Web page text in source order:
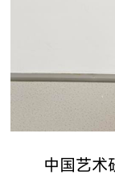
中国艺术